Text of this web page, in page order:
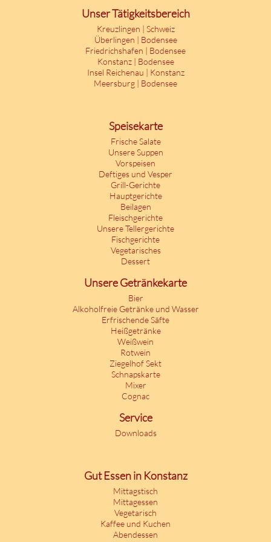
Unser Tätigkeitsbereich
Kreuzlingen | Schweiz
Überlingen | Bodensee
Friedrichshafen | Bodensee
Konstanz | Bodensee
Insel Reichenau | Konstanz
Meersburg | Bodensee
Speisekarte
Frische Salate
Unsere Suppen
Vorspeisen
Deftiges und Vesper
Grill-Gerichte
Hauptgerichte
Beilagen
Fleischgerichte
Unsere Tellergerichte
Fischgerichte
Vegetarisches
Dessert
Unsere Getränkekarte
Bier
Alkoholfreie Getränke und Wasser
Erfrischende Säfte
Heißgetränke
Weißwein
Rotwein
Ziegelhof Sekt
Schnapskarte
Mixer
Cognac
Service
Downloads
Gut Essen in Konstanz
Mittagstisch
Mittagessen
Vegetarisch
Kaffee und Kuchen
Abendessen